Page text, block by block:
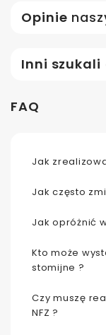
Opinie
Inni szukali
FAQ
Jak
Jak często
Jak opróżnić
Kto może
stomijne ?
Czy muszę
NFZ ?